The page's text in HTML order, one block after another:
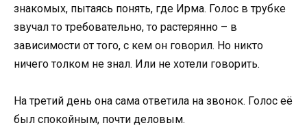
знакомых, пытаясь понять, где Ирма. Голос в трубке
звучал то требовательно, то растерянно – в
зависимости от того, с кем он говорил. Но никто
ничего толком не знал. Или не хотели говорить.
На третий день она сама ответила на звонок. Голос её
был спокойным, почти деловым.